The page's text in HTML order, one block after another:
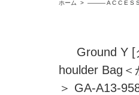
ホーム
> ――― A C C E S
Ground Y [
houlder Bag
＞ GA-A13-